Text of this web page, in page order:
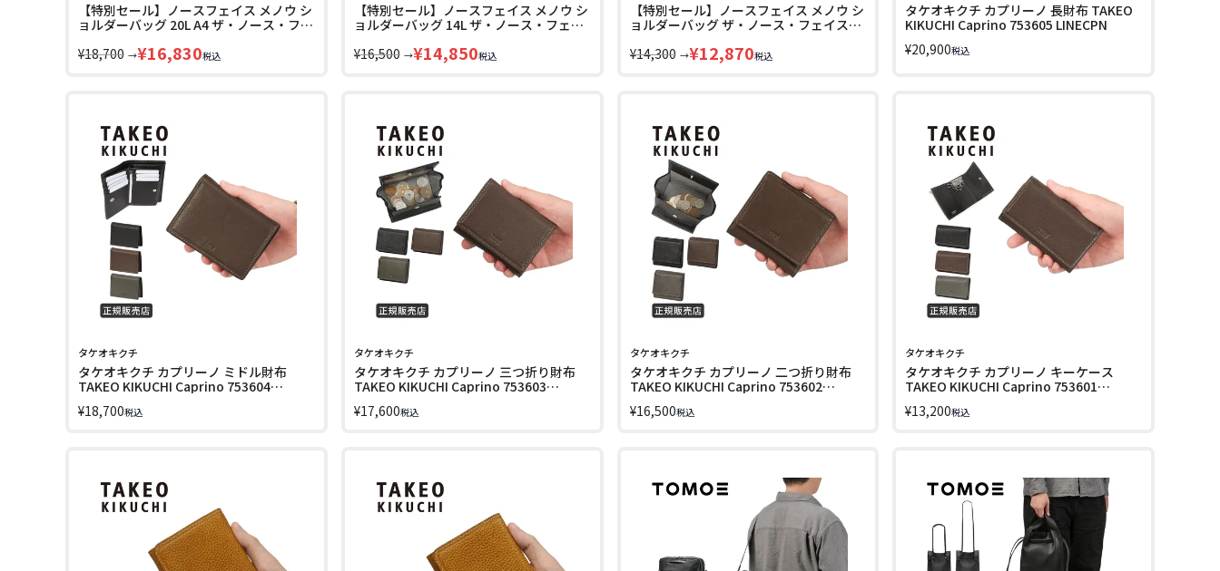
【特別セール】ノースフェイス メノウ シ
ョルダーバッグ 20L A4 ザ・ノース・フェ
NM72623
¥18,700 →¥16,830税込
【特別セール】ノースフェイス メノウ シ
ョルダーバッグ 14L ザ・ノース・フェイ
¥16,500 →¥14,850税込
【特別セール】ノースフェイス メノウ シ
ョルダーバッグ ザ・ノース・フェイス
¥14,300 →¥12,870税込
タケオキクチ カプリーノ 長財布 TAKEO
KIKUCHI Caprino 753605 LINECPN
¥20,900税込
タケオキクチ
タケオキクチ カプリーノ ミドル財布
TAKEO KIKUCHI Caprino 753604
¥18,700税込
タケオキクチ
タケオキクチ カプリーノ 三つ折り財布
TAKEO KIKUCHI Caprino 753603
¥17,600税込
タケオキクチ
タケオキクチ カプリーノ 二つ折り財布
TAKEO KIKUCHI Caprino 753602
¥16,500税込
タケオキクチ
タケオキクチ カプリーノ キーケース
TAKEO KIKUCHI Caprino 753601
¥13,200税込